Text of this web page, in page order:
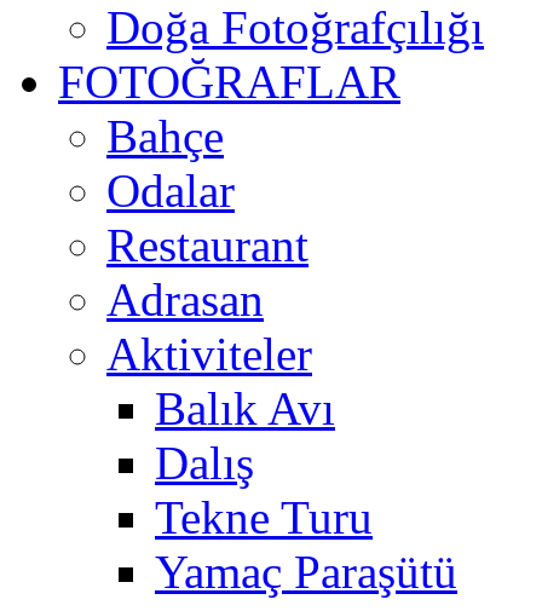
Doğa Fotoğrafçılığı
FOTOĞRAFLAR
Bahçe
Odalar
Restaurant
Adrasan
Aktiviteler
Balık Avı
Dalış
Tekne Turu
Yamaç Paraşütü